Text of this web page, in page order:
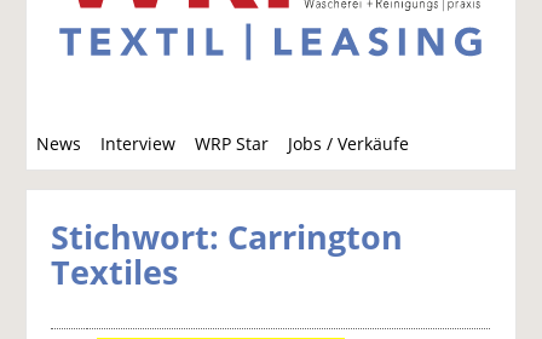
News Interview WRP Star Jobs / Verkäufe
u
c
Stichwort: Carrington
Textiles